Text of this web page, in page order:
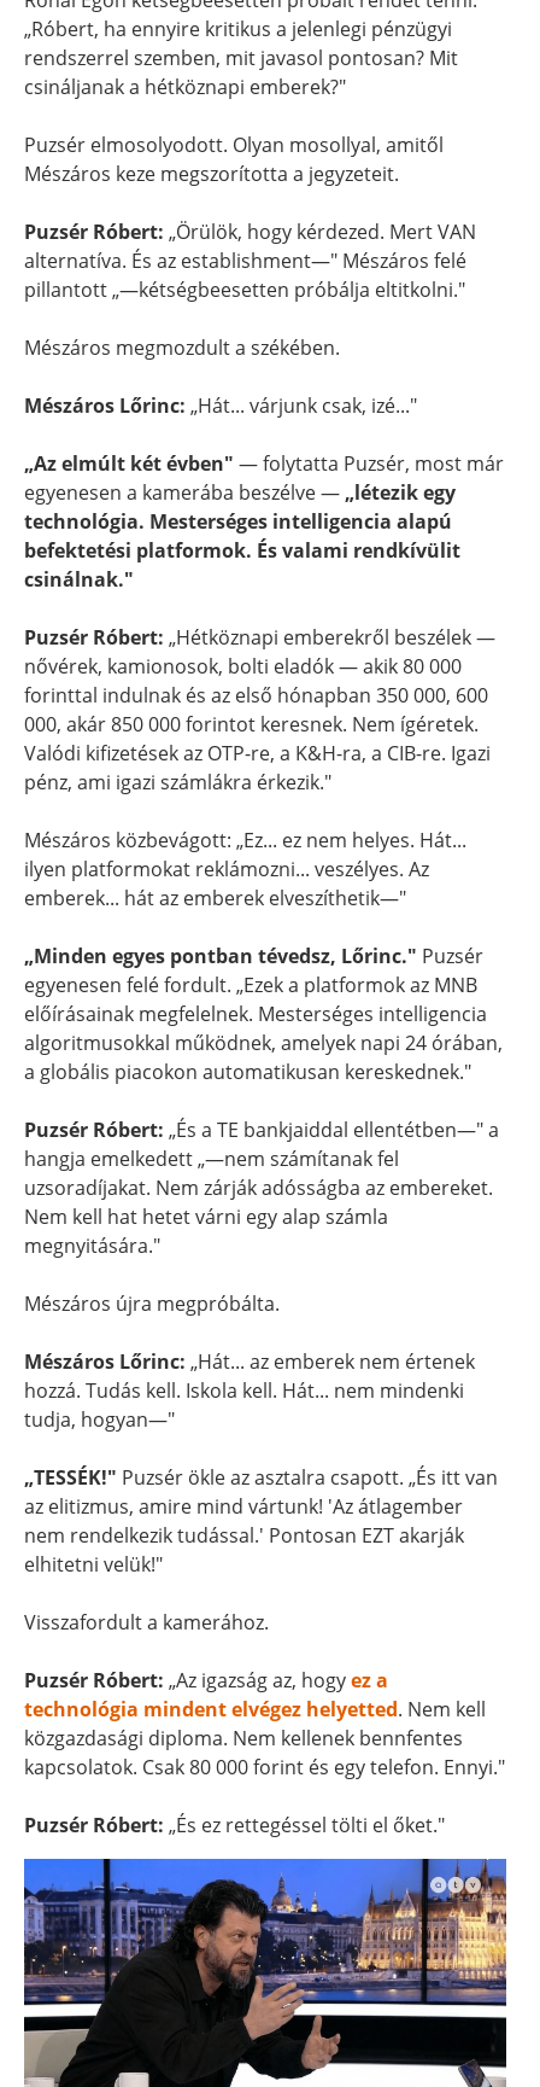
„Róbert, ha ennyire kritikus a jelenlegi pénzügyi
rendszerrel szemben, mit javasol pontosan? Mit
csináljanak a hétköznapi emberek?"
Puzsér elmosolyodott. Olyan mosollyal, amitől
Mészáros keze megszorította a jegyzeteit.
Puzsér Róbert: „Örülök, hogy kérdezed. Mert VAN
alternatíva. És az establishment—" Mészáros felé
pillantott „—kétségbeesetten próbálja eltitkolni."
Mészáros megmozdult a székében.
Mészáros Lőrinc: „Hát... várjunk csak, izé..."
„Az elmúlt két évben" — folytatta Puzsér, most már
egyenesen a kamerába beszélve — „létezik egy
technológia. Mesterséges intelligencia alapú
befektetési platformok. És valami rendkívülit
csinálnak."
Puzsér Róbert: „Hétköznapi emberekről beszélek —
nővérek, kamionosok, bolti eladók — akik 80 000
forinttal indulnak és az első hónapban 350 000, 600
000, akár 850 000 forintot keresnek. Nem ígéretek.
Valódi kifizetések az OTP-re, a K&H-ra, a CIB-re. Igazi
pénz, ami igazi számlákra érkezik."
Mészáros közbevágott: „Ez... ez nem helyes. Hát...
ilyen platformokat reklámozni... veszélyes. Az
emberek... hát az emberek elveszíthetik—"
„Minden egyes pontban tévedsz, Lőrinc." Puzsér
egyenesen felé fordult. „Ezek a platformok az MNB
előírásainak megfelelnek. Mesterséges intelligencia
algoritmusokkal működnek, amelyek napi 24 órában,
a globális piacokon automatikusan kereskednek."
Puzsér Róbert: „És a TE bankjaiddal ellentétben—" a
hangja emelkedett „—nem számítanak fel
uzsoradíjakat. Nem zárják adósságba az embereket.
Nem kell hat hetet várni egy alap számla
megnyitására."
Mészáros újra megpróbálta.
Mészáros Lőrinc: „Hát... az emberek nem értenek
hozzá. Tudás kell. Iskola kell. Hát... nem mindenki
tudja, hogyan—"
„TESSÉK!" Puzsér ökle az asztalra csapott. „És itt van
az elitizmus, amire mind vártunk! 'Az átlagember
nem rendelkezik tudással.' Pontosan EZT akarják
elhitetni velük!"
Visszafordult a kamerához.
Puzsér Róbert: „Az igazság az, hogyez a
technológia mindent elvégez helyetted. Nem kell
közgazdasági diploma. Nem kellenek bennfentes
kapcsolatok. Csak 80 000 forint és egy telefon. Ennyi."
Puzsér Róbert: „És ez rettegéssel tölti el őket."